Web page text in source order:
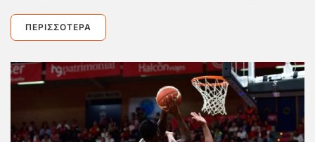
ΠΕΡΙΣΣΌΤΕΡΑ